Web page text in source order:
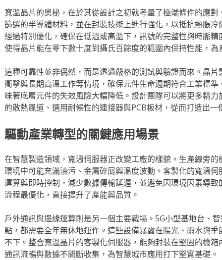
寬溫晶片的奧秘，在於其從設計之初就考量了極端條件的應
篩選的半導體材料，並在封裝技術上進行強化，以抵抗熱脹
經過特別優化，確保在低溫或高溫下，訊號的完整性與時脈
使得晶片能在零下數十度到攝氏百餘度的範圍內保持性能，
這種可靠性並非偶然，而是透過嚴格的測試與驗證而來。晶
衝擊與長期高溫工作等情境，確保元件生命週期符合工業標
味著底層元件的失效風險大幅降低。設計團隊可以將更多精
的散熱風道、選用耐候性的連接器與PCB板材，從而打造出
驅動產業轉型的關鍵應用場景
在智慧製造領域，寬溫伺服器正改變工廠的樣貌。生產線旁
環境中可能充滿油污、金屬碎屑與溫度波動。客製化的寬溫
運算與即時控制，減少數據傳輸延遲，並避免因環境因素導
流程最優化，直接提升了產能與品質。
戶外通訊與邊緣運算則是另一個主要戰場。5G小型基地台、
點，都需要全年無休地運作。這些設備暴露在陽光、雨水與
不下。整合寬溫晶片的客製化伺服器，能夠封裝在堅固的機
通訊流暢與數據不間斷收集，為智慧城市應用打下堅實基礎。